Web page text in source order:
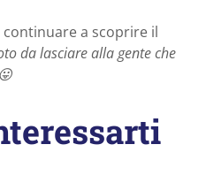
continuare a scoprire il
da lasciare alla gente che